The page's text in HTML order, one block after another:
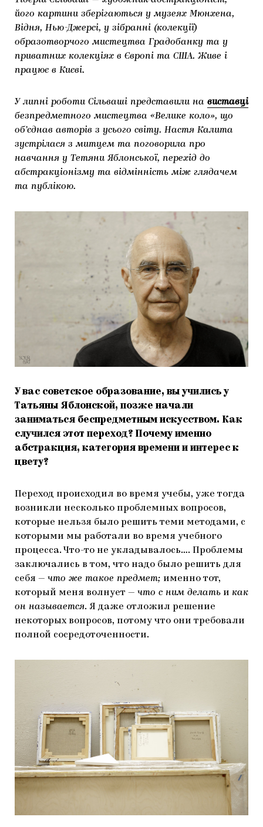
ГАЛЕРЕЇ
АРТЦЕНТРИ
КНИЖКИ І ЖУРНАЛИ
ЯК ПІДТРИМУВАТИ УКРАЇНСЬКЕ МИСТЕЦТВО
МАРІУПОЛЬСЬКІ МАРГІНАЛІЇ
CARPATHIAN CULT ПРО РІЗДВЯНІ СВЯТА
його картини зберігаються у музеях Мюнхена,
Відня, Нью-Джерсі, у зібранні (колекції)
образотворчого мистецтва Градобанку та у
приватних колекціях в Європі та США. Живе і
працює в Києві.
У липні роботи Сільваші представили на виставці
безпредметного мистецтва «Велике коло», що
об’єднав авторів з усього світу. Настя Калита
зустрілася з митцем та поговорила про
навчання у Тетяни Яблонської, перехід до
абстракціонізму та відмінність між глядачем
та публікою.
У вас советское образование, вы учились у
Татьяны Яблонской, позже начали
заниматься беспредметным искусством. Как
случился этот переход? Почему именно
абстракция, категория времени и интерес к
цвету?
Переход происходил во время учебы, уже тогда
возникли несколько проблемных вопросов,
которые нельзя было решить теми методами, с
которыми мы работали во время учебного
процесса. Что-то не укладывалось…. Проблемы
заключались в том, что надо было решить для
себя — что же такое предмет; именно тот,
который меня волнует — что с ним делать и как
он называется. Я даже отложил решение
некоторых вопросов, потому что они требовали
полной сосредоточенности.